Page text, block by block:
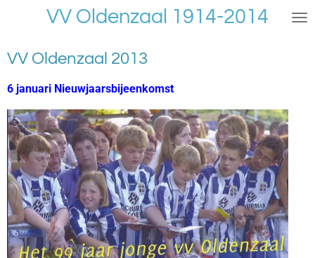
de
hoofdinhoud
VV Oldenzaal 1914-2014
VV Oldenzaal 2013
6 januari Nieuwjaarsbijeenkomst